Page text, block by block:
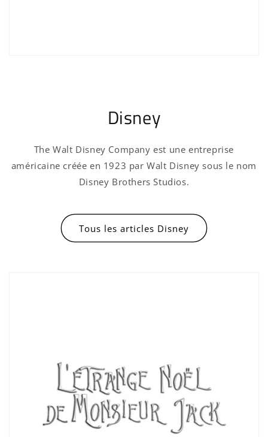
Disney
The Walt Disney Company est une entreprise
américaine créée en 1923 par Walt Disney sous le nom
Disney Brothers Studios.
Tous les articles Disney